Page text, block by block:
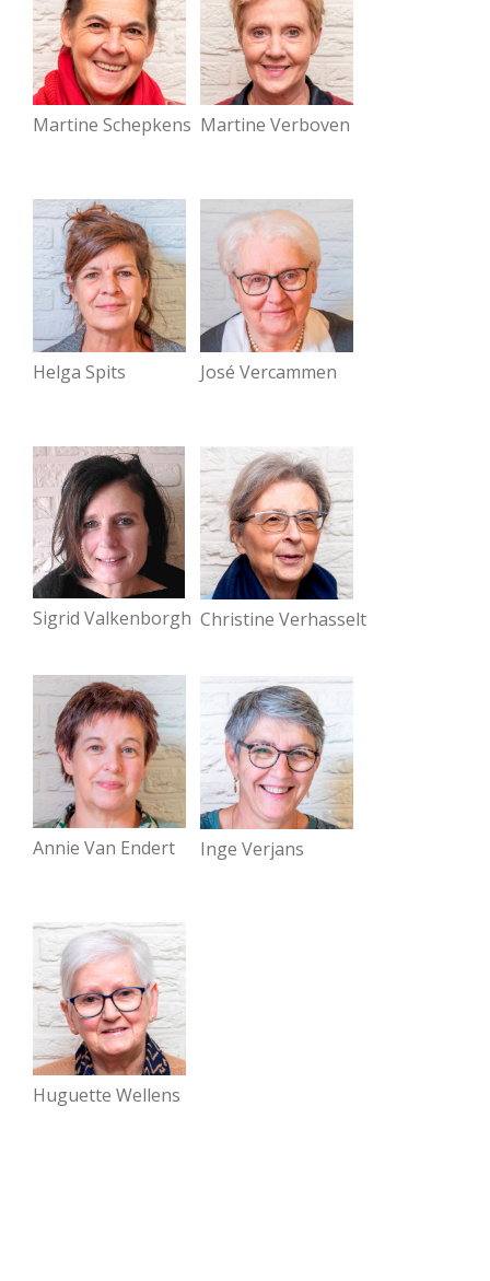
Martine Schepkens
Helga Spits
Sigrid Valkenborgh
Annie Van Endert
Huguette Wellens
Martine Verboven
José Vercammen
Christine Verhasselt
Inge Verjans